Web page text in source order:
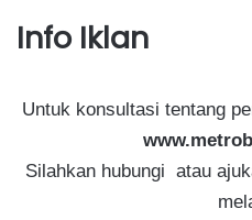
Info Iklan
Untuk konsultasi tentang
Silahkan hubungi atau